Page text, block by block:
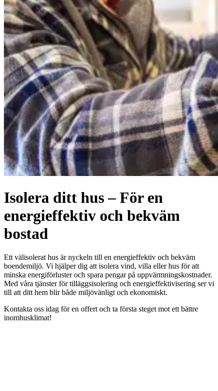
Isolera ditt hus – För en
energieffektiv och bekväm
bostad
Ett välisolerat hus är nyckeln till en energieffektiv och bekväm
boendemiljö. Vi hjälper dig att isolera vind, villa eller hus för att
minska energiförluster och spara pengar på uppvärmningskostnader.
Med våra tjänster för tilläggsisolering och energieffektivisering ser vi
till att ditt hem blir både miljövänligt och ekonomiskt.
Kontakta oss idag för en offert och ta första steget mot ett bättre
inomhusklimat!